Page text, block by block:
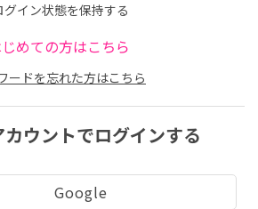
グイン状態を保持する
めての方はこちら
ードを忘れた方はこちら
ウントでログインする
Google